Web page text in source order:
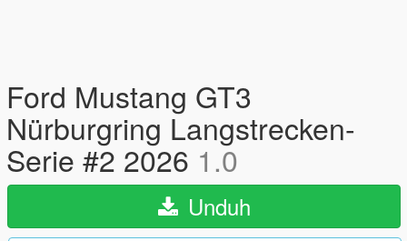
Ford Mustang GT3
Nürburgring Langstrecken-
Serie #2 2026 1.0
Unduh